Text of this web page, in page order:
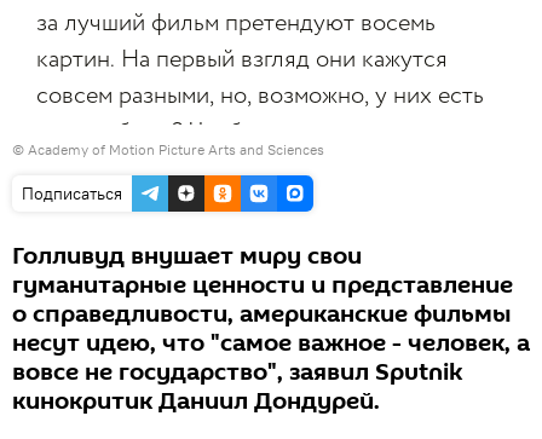
© Academy of Motion Picture Arts and Sciences
Подписаться
Голливуд внушает миру свои
гуманитарные ценности и представление
о справедливости, американские фильмы
несут идею, что "самое важное - человек, а
вовсе не государство", заявил Sputnik
кинокритик Даниил Дондурей.